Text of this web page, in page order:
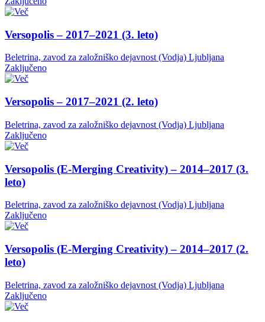
Versopolis – 2017–2021 (3. leto)
Beletrina, zavod za založniško dejavnost (Vodja) Ljubljana
Zaključeno
Versopolis – 2017–2021 (2. leto)
Beletrina, zavod za založniško dejavnost (Vodja) Ljubljana
Zaključeno
Versopolis (E-Merging Creativity) – 2014–2017 (3.
leto)
Beletrina, zavod za založniško dejavnost (Vodja) Ljubljana
Zaključeno
Versopolis (E-Merging Creativity) – 2014–2017 (2.
leto)
Beletrina, zavod za založniško dejavnost (Vodja) Ljubljana
Zaključeno